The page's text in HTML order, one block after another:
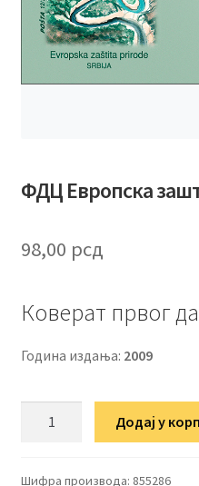
ФДЦ Европска
98,00 рсд
Коверат првог
Година издања: 2009
природе
Додај у
Шифра производа: 855286